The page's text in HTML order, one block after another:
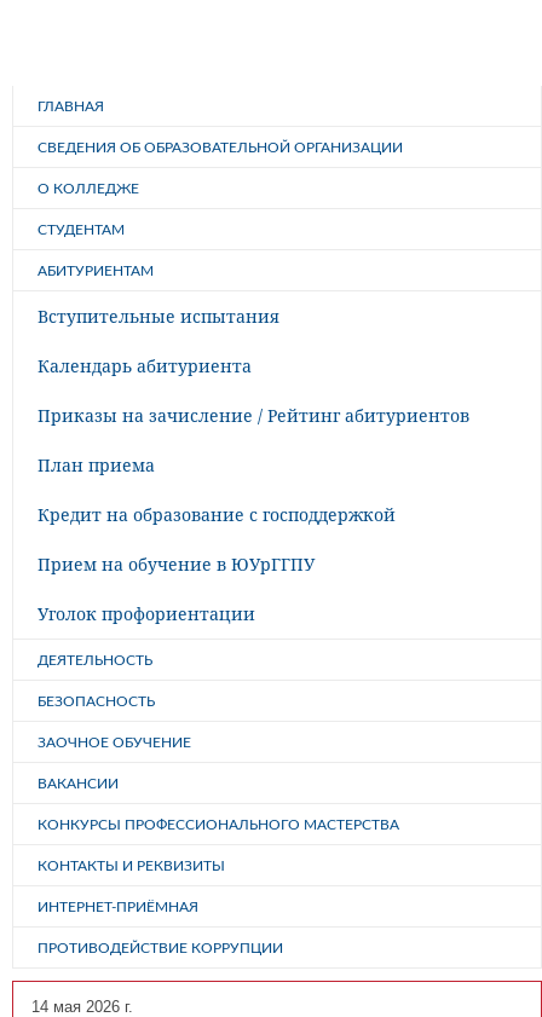
ГЛАВНАЯ
СВЕДЕНИЯ ОБ ОБРАЗОВАТЕЛЬНОЙ ОРГАНИЗАЦИИ
О КОЛЛЕДЖЕ
СТУДЕНТАМ
АБИТУРИЕНТАМ
Вступительные испытания
Календарь абитуриента
Приказы на зачисление / Рейтинг абитуриентов
План приема
Кредит на образование с господдержкой
Прием на обучение в ЮУрГГПУ
Уголок профориентации
ДЕЯТЕЛЬНОСТЬ
БЕЗОПАСНОСТЬ
ЗАОЧНОЕ ОБУЧЕНИЕ
ВАКАНСИИ
КОНКУРСЫ ПРОФЕССИОНАЛЬНОГО МАСТЕРСТВА
КОНТАКТЫ И РЕКВИЗИТЫ
ИНТЕРНЕТ-ПРИЁМНАЯ
ПРОТИВОДЕЙСТВИЕ КОРРУПЦИИ
14 мая 2026 г.